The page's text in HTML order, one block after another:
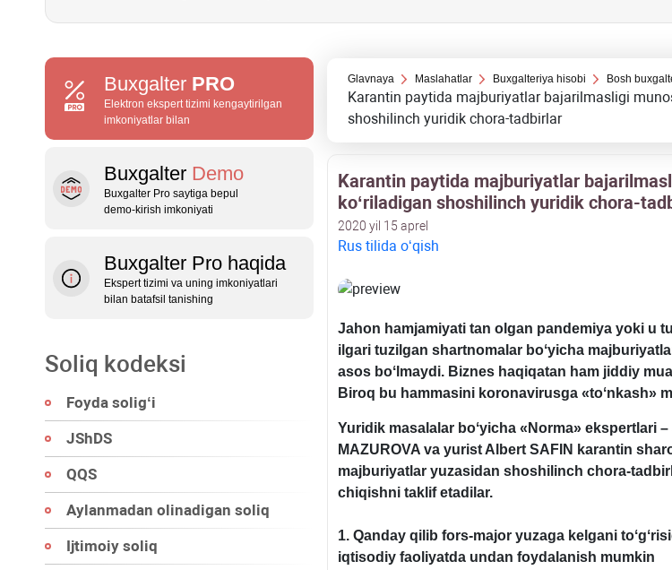
Buxgalter PRO
Elektron ekspert tizimi kengaytirilgan
imkoniyatlar bilan
Buxgalter Demo
Buxgalter Pro saytiga bepul
demo‑kirish imkoniyati
Buxgalter Pro haqida
Ekspert tizimi va uning imkoniyatlari
bilan batafsil tanishing
Soliq kodeksi
Foyda soligʻi
JShDS
QQS
Aylanmadan olinadigan soliq
Ijtimoiy soliq
Glavnaya Maslahatlar Buхgalteriya hisobi Bosh
Karantin paytida majburiyatlar bajarilmasligi
shoshilinch yuridik chora-tadbirlar
Karantin paytida majburiyatlar
koʻriladigan shoshilinch yuridik chora-
2020 yil 15 aprel
Rus tilida oʻqish
Jahon hamjamiyati tan olgan pandemiya yoki u
ilgari tuzilgan shartnomalar boʻyicha
asos boʻlmaydi. Biznes haqiqatan ham jiddiy
Biroq bu hammasini koronavirusga «toʻnkash»
Yuridik masalalar boʻyicha «Norma» ekspertlari
MAZUROVA va yurist Albert SAFIN karantin
majburiyatlar yuzasidan shoshilinch chora-
chiqishni taklif etadilar.
1. Qanday qilib fors-major yuzaga kelgani
iqtisodiy faoliyatda undan foydalanish mumkin